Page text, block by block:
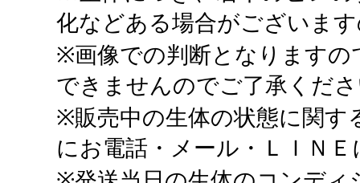
化などある場合がございま
※画像での判断となりますの
できませんのでご了承くだ
※販売中の生体の状態に関す
にお電話・メール・ＬＩＮ